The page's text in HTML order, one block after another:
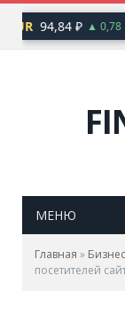
EUR 94,84 ₽ ▲ 0,78
МЕНЮ
Главная » Бизнес
посетителей